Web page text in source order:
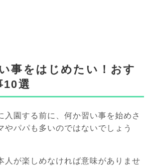
事をはじめたい！おす
10選
入園する前に、何か習い事を始めさ
やパパも多いのではないでしょう
人が楽しめなければ意味がありませ